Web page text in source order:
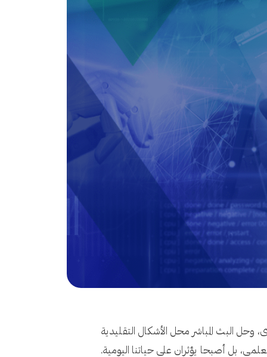
وحل البث المباشر محل الأشكال التقليدية
بل أصبحا يؤثران على حياتنا اليومية.